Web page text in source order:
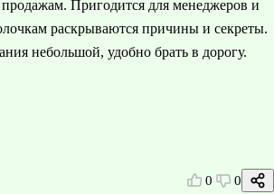
Пригодится для менеджеров и
раскрываются причины и секреты.
небольшой, удобно брать в дорогу.
0 0